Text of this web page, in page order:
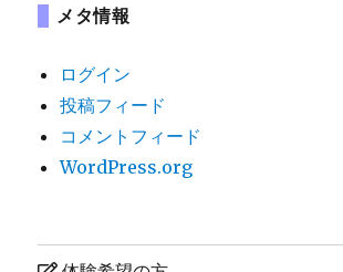
メタ情報
ログイン
投稿フィード
コメントフィード
WordPress.org